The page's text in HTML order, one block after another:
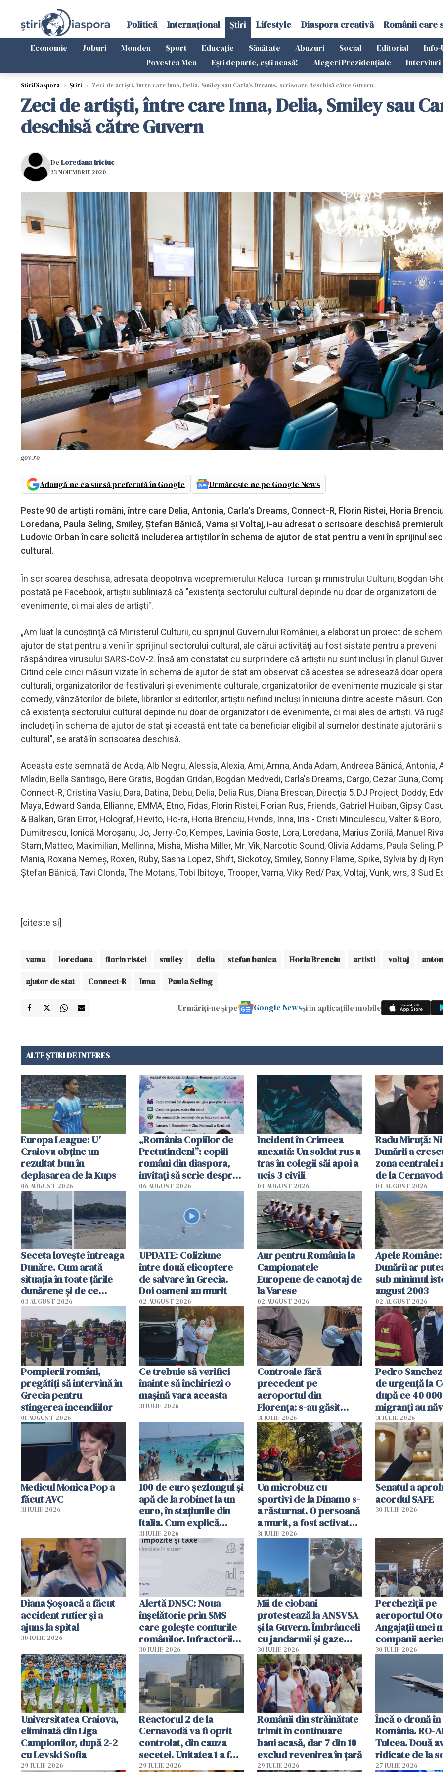
Politică Internațional Știri Lifestyle Diaspora creativă Românii care
Economie Joburi Monden Sport Educație Sănătate Abuzuri Social Editorial
Info-
Povestea Mea
Ești departe, ești acasă! Alegeri Prezidențiale Interviuri
StiriDiaspora › Știri › Zeci de artiști, între care Inna, Delia, Smiley sau Carla's Dreams, scrisoare deschisă către Guvern
Zeci de artiști, între care Inna, Delia, Smiley sau
deschisă către Guvern
DeLoredana Iriciuc
23 NOIEMBRIE 2020
gov.ro
Adaugă-ne ca sursă preferată în Google Urmărește-ne pe Google News
Peste 90 de artişti români, între care Delia, Antonia, Carla's Dreams, Connect-R, Florin Ristei, Horia
Loredana, Paula Seling, Smiley, Ştefan Bănică, Vama şi Voltaj, i-au adresat o scrisoare deschisă
Ludovic Orban în care solicită includerea artiştilor în schema de ajutor de stat pentru a veni în sprijinul
cultural.
În scrisoarea deschisă, adresată deopotrivă vicepremierului Raluca Turcan şi ministrului Culturii, Bogdan
postată pe Facebook, artiştii subliniază că "existenţa sectorului cultural depinde nu doar de organizatorii de
evenimente, ci mai ales de artişti".
„Am luat la cunoştinţă că Ministerul Culturii, cu sprijinul Guvernului României, a elaborat un proiect de
ajutor de stat pentru a veni în sprijinul sectorului cultural, ale cărui activităţi au fost sistate pentru a preveni
răspândirea virusului SARS-CoV-2. Însă am constatat cu surprindere că artiştii nu sunt incluşi în planul
Citind cele cinci măsuri vizate în schema de ajutor de stat am observat că acestea se adresează doar
culturali, organizatorilor de festivaluri şi evenimente culturale, organizatorilor de evenimente muzicale şi
comedy, vânzătorilor de bilete, librarilor şi editorilor, artiştii nefiind incluşi în niciuna dintre aceste măsuri.
că existenţa sectorului cultural depinde nu doar de organizatorii de evenimente, ci mai ales de artişti. Vă
includeţi în schema de ajutor de stat şi această entitate ca beneficiar eligibil al sumelor destinate ajutorării
cultural", se arată în scrisoarea deschisă.
Aceasta este semnată de Adda, Alb Negru, Alessia, Alexia, Ami, Amna, Anda Adam, Andreea Bănică, Antonia,
Mladin, Bella Santiago, Bere Gratis, Bogdan Gridan, Bogdan Medvedi, Carla's Dreams, Cargo, Cezar Guna,
Connect-R, Cristina Vasiu, Dara, Datina, Debu, Delia, Delia Rus, Diana Brescan, Direcţia 5, DJ Project, Doddy,
Maya, Edward Sanda, Ellianne, EMMA, Etno, Fidas, Florin Ristei, Florian Rus, Friends, Gabriel Huiban, Gipsy
& Balkan, Gran Error, Holograf, Hevito, Ho-ra, Horia Brenciu, Hvnds, Inna, Iris - Cristi Minculescu, Valter &
Dumitrescu, Ionică Moroşanu, Jo, Jerry-Co, Kempes, Lavinia Goste, Lora, Loredana, Marius Zorilă, Manuel
Stam, Matteo, Maximilian, Mellinna, Misha, Misha Miller, Mr. Vik, Narcotic Sound, Olivia Addams, Paula Seling,
Mania, Roxana Nemeş, Roxen, Ruby, Sasha Lopez, Shift, Sickotoy, Smiley, Sonny Flame, Spike, Sylvia by dj
Ştefan Bănică, Tavi Clonda, The Motans, Tobi Ibitoye, Trooper, Vama, Viky Red/ Pax, Voltaj, Vunk, wrs, 3 Sud
[citeste si]
vama loredana florin ristei smiley delia stefan banica Horia Brenciu artisti voltaj
ajutor de stat Connect-R Inna Paula Seling
Urmăriți-ne și pe Google Newsși în aplicațiile mobile
ALTE ȘTIRI DE INTERES
Europa League: U'
Craiova obține un
rezultat bun în
deplasarea de la Kups
06 AUGUST 2026
„România Copiilor de
Pretutindeni”: copiii
români din diaspora,
invitați să scrie despre
România într-un volum
06 AUGUST 2026
Incident în Crimeea
anexată: Un soldat rus a
tras în colegii săi apoi a
ucis 3 civili
04 AUGUST 2026
Radu Miruţă:
Dunării a
zona centralei
de la
cm faţă de
04 AUGUST 2026
Seceta lovește întreaga
Dunăre. Cum arată
situația în toate țările
dunărene și de ce
România resimte
efectele, deși a plouat
în iulie
03 AUGUST 2026
UPDATE: Coliziune
între două elicoptere
de salvare în Grecia.
Doi oameni au murit
02 AUGUST 2026
Aur pentru România la
Campionatele
Europene de canotaj de
la Varese
02 AUGUST 2026
Apele
Dunării ar
sub minimul
august 2003
02 AUGUST 2026
Pompierii români,
pregătiţi să intervină în
Grecia pentru
stingerea incendiilor
01 AUGUST 2026
Ce trebuie să verifici
înainte să închiriezi o
mașină vara aceasta
31 IULIE 2026
Controale fără
precedent pe
aeroportul din
Florența: s-au găsit
capete de aligator și o
sumă imensă de bani
31 IULIE 2026
Pedro
de urgență la
după ce 40
migranți au
teritoriul
mobiliza toate
resursele"
31 IULIE 2026
Medicul Monica Pop a
făcut AVC
31 IULIE 2026
100 de euro șezlongul și
apă de la robinet la un
euro, în stațiunile din
Italia. Cum explică
autoritățile
31 IULIE 2026
Un microbuz cu
sportivi de la Dinamo s-
a răsturnat. O persoană
a murit, a fost activat
planul roșu de
31 IULIE 2026
Senatul a
acordul SAFE
30 IULIE 2026
Diana Șoșoacă a făcut
accident rutier și a
ajuns la spital
30 IULIE 2026
Alertă DNSC: Noua
înșelătorie prin SMS
care golește conturile
românilor. Infractorii
folosesc numele
Ghișeul.ro și al Poliției
Române
30 IULIE 2026
Mii de ciobani
protestează la ANSVSA
și la Guvern. Îmbrânceli
cu jandarmii și gaze
lacrimogene
30 IULIE 2026
Percheziții pe
aeroportul
Angajații unei
companii
parfumuri,
vânzării
30 IULIE 2026
Universitatea Craiova,
eliminată din Liga
Campionilor, după 2-2
cu Levski Sofia
29 IULIE 2026
Reactorul 2 de la
Cernavodă va fi oprit
controlat, din cauza
secetei. Unitatea 1 a fost
deja oprită
29 IULIE 2026
Românii din străinătate
trimit în continuare
bani acasă, dar 7 din 10
exclud revenirea în țară
29 IULIE 2026
Încă o dronă în
România. RO-
Tulcea. Două
ridicate de la
27 IULIE 2026